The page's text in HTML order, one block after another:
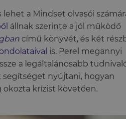
a Mindset olvasói
állnak szerinte a jól működő
című könyvét, és két
is. Perel megannyi
a legáltalánosabb
segítséget nyújtani, hogyan
krízist követően.